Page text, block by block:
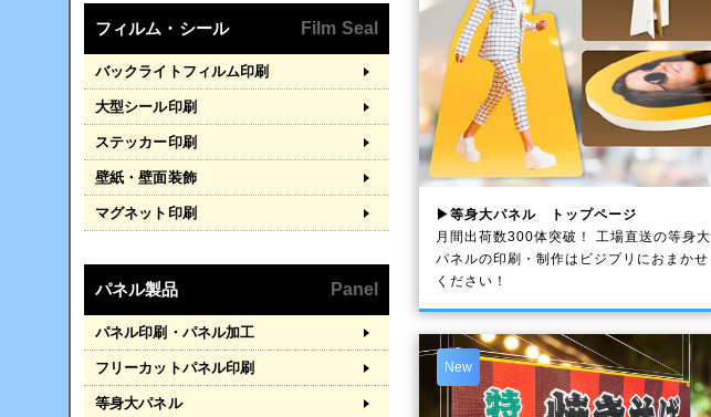
▶等身大パネル トップページ
月間出荷数300体突破！ 工場直送の等身大
パネルの印刷・制作は ビジプリ におまかせ
ください！
New
フィルム・シール Film Seal
バックライトフィルム印刷
大型シール印刷
ステッカー印刷
壁紙・壁面装飾
マグネット印刷
パネル製品 Panel
パネル印刷・パネル加工
フリーカットパネル印刷
等身大パネル